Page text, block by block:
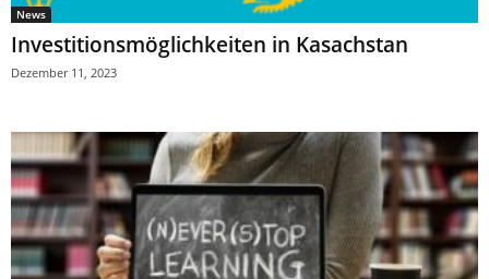
News
Investitionsmöglichkeiten in Kasachstan
Dezember 11, 2023